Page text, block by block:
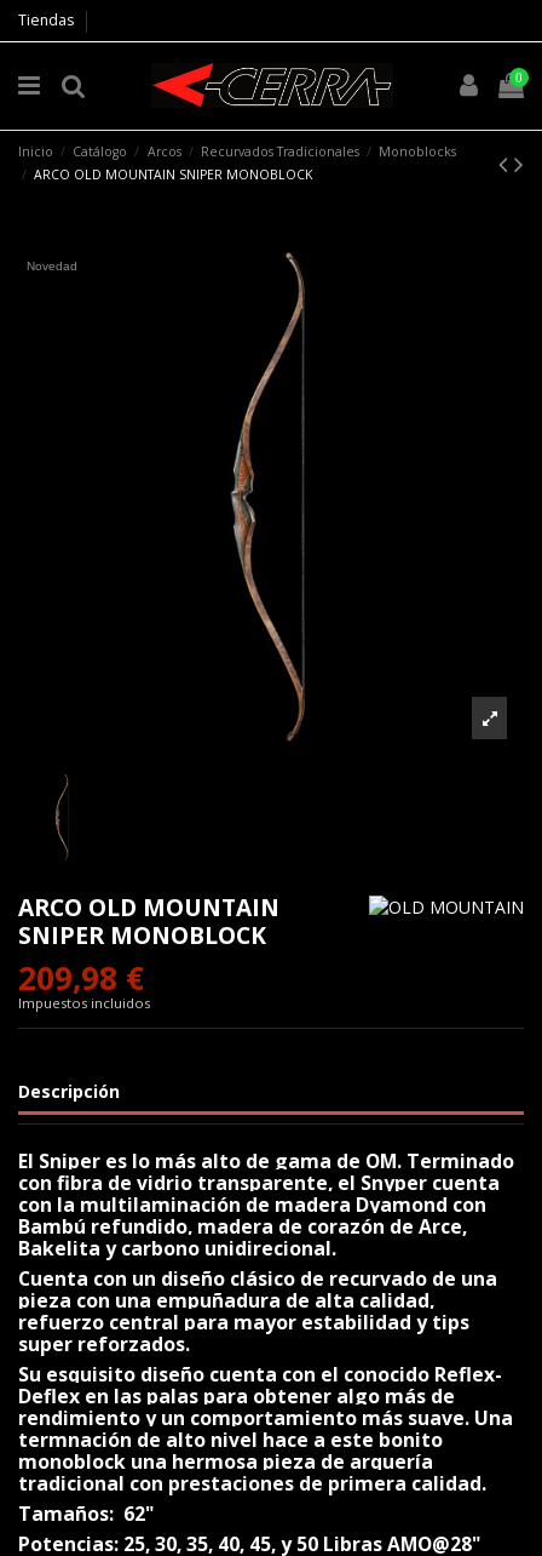
Tiendas
0
Inicio Catálogo Arcos Recurvados Tradicionales
Monoblocks
ARCO OLD MOUNTAIN SNIPER MONOBLOCK
Novedad
ARCO OLD MOUNTAIN
SNIPER MONOBLOCK
209,98 €
Impuestos incluidos
Descripción
El Sniper es lo más alto de gama de OM. Terminado
con fibra de vidrio transparente, el Snyper cuenta
con la multilaminación de madera Dyamond con
Bambú refundido, madera de corazón de Arce,
Bakelita y carbono unidirecional.
Cuenta con un diseño clásico de recurvado de una
pieza con una empuñadura de alta calidad,
refuerzo central para mayor estabilidad y tips
super reforzados.
Su esquisito diseño cuenta con el conocido Reflex-
Deflex en las palas para obtener algo más de
rendimiento y un comportamiento más suave. Una
termnación de alto nivel hace a este bonito
monoblock una hermosa pieza de arquería
tradicional con prestaciones de primera calidad.
Tamaños: 62"
Potencias: 25, 30, 35, 40, 45, y 50 Libras AMO@28"